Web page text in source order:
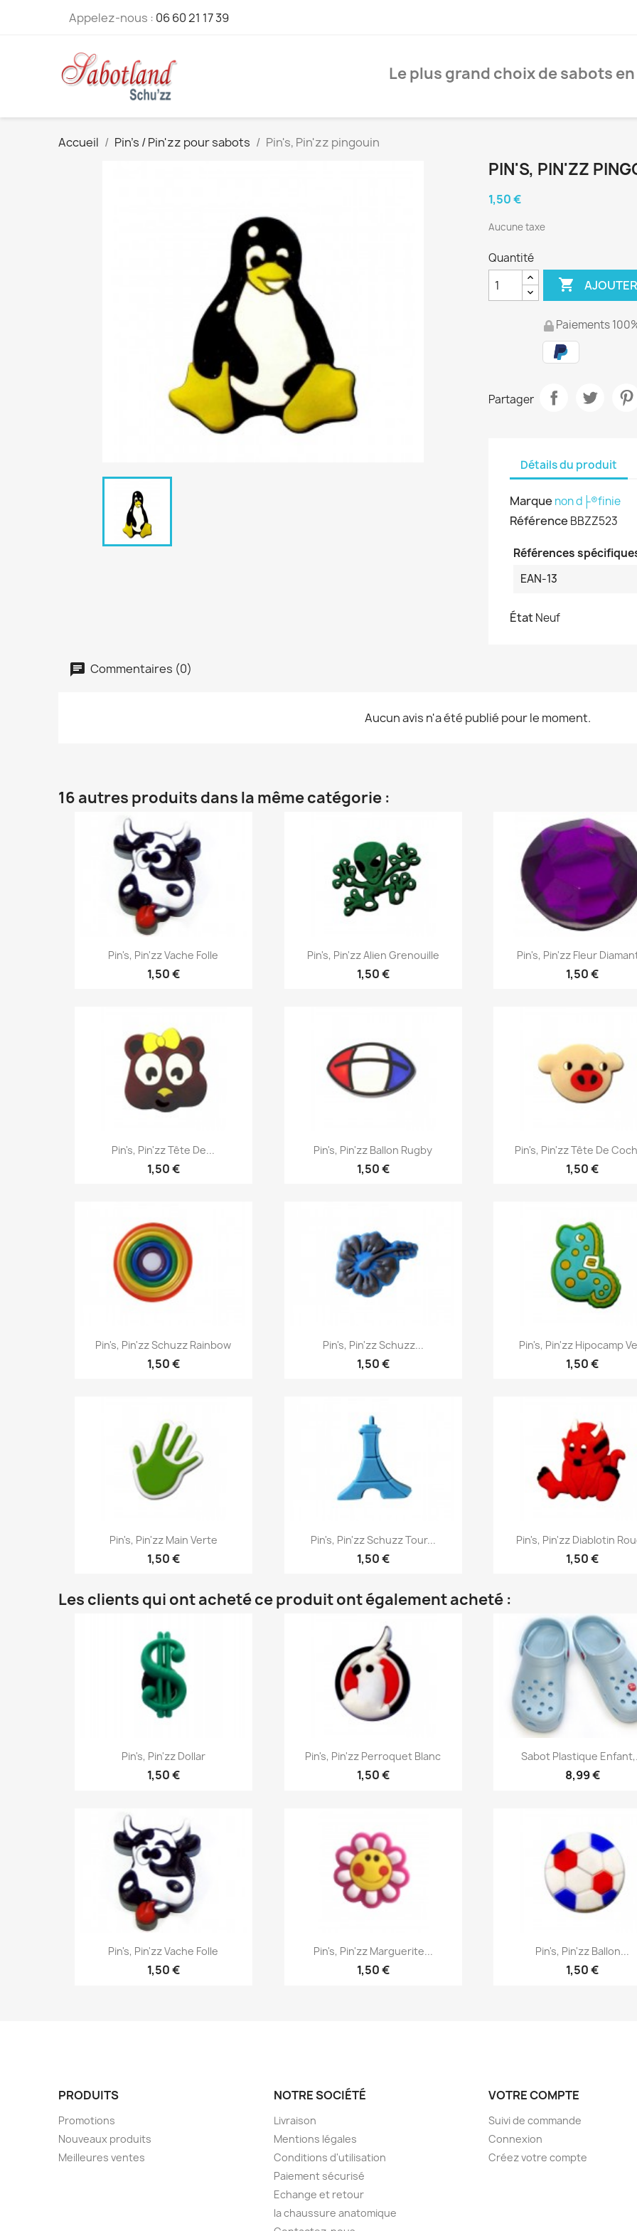
Appelez-nous : 06 60 21 17 39
Le plus grand choix de sabots
Accueil Pin's / Pin'zz pour sabots Pin's, Pin'zz pingouin
PIN'S, PIN'ZZ
1,50 €
Aucune taxe
Quantité

Paiements
Partager
Détails du produit
Marque non d├®finie
Référence BBZZ523
Références
EAN-13
ÉtatNeuf
Commentaires (0)
Aucun avis n'a été publié pour le moment.
16 autres produits dans la même catégorie :
 Aperçu rapide
Pin's, Pin'zz Vache Folle
1,50 €
Aperçu rapide
Pin's, Pin'zz Alien Grenouille
1,50 €
Aperçu rapide
Pin's, Pin'zz Fleur
1,50 €
Aperçu rapide
Pin's, Pin'zz Tête De...
1,50 €
Aperçu rapide
Pin's, Pin'zz Ballon Rugby
1,50 €
Aperçu rapide
Pin's, Pin'zz Tête De
1,50 €
Aperçu rapide
Pin's, Pin'zz Schuzz Rainbow
1,50 €
Aperçu rapide
Pin's, Pin'zz Schuzz...
1,50 €
Aperçu rapide
Pin's, Pin'zz Hipocamp
1,50 €
 Aperçu rapide
Pin's, Pin'zz Main Verte
1,50 €
Aperçu rapide
Pin's, Pin'zz Schuzz Tour...
1,50 €
Aperçu rapide
Pin's, Pin'zz Diablotin
1,50 €
Les clients qui ont acheté ce produit ont également acheté :
Aperçu rapide
Pin's, Pin'zz Dollar
1,50 €
Aperçu rapide
Pin's, Pin'zz Perroquet Blanc
1,50 €
Aperçu rapide
Sabot Plastique
8,99 €
 Aperçu rapide
Pin's, Pin'zz Vache Folle
1,50 €
Aperçu rapide
Pin's, Pin'zz Marguerite...
1,50 €
Aperçu rapide
Pin's, Pin'zz Ballon...
1,50 €
PRODUITS
Promotions
Nouveaux produits
Meilleures ventes
NOTRE SOCIÉTÉ
Livraison
Mentions légales
Conditions d'utilisation
Paiement sécurisé
Echange et retour
la chaussure anatomique
VOTRE COMPTE
Suivi de commande
Connexion
Créez votre compte